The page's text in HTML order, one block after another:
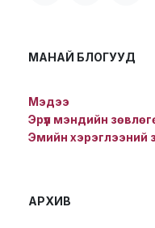
МАНАЙ БЛОГУУД
Мэдээ
Эрүүл мэндийн
Эмийн хэрэглээний
АРХИВ